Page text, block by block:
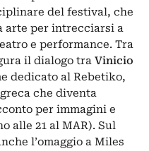
del festival, che
arte per intrecciarsi a
e performance. Tra
il dialogo tra Vinicio
dedicato al Rebetiko,
che diventa
per immagini e
alle 21 al MAR). Sul
l’omaggio a Miles